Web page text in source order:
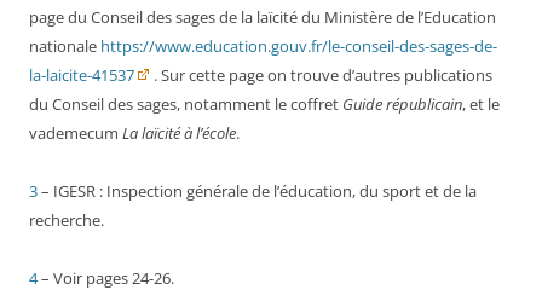
page du Conseil des sages de la laïcité du Ministère de l’Education
nationale https://www.education.gouv.fr/le-conseil-des-sages-de-
la-laicite-41537
. Sur cette page on trouve d’autres publications
du Conseil des sages, notamment le coffret Guide républicain, et le
vademecum La laïcité à l’école.
3– IGESR : Inspection générale de l’éducation, du sport et de la
recherche.
4– Voir pages 24-26.